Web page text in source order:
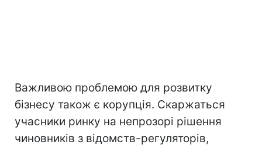
Важливою проблемою для розвитку
бізнесу також є корупція. Скаржаться
учасники ринку на непрозорі рішення
чиновників з відомств-регуляторів,